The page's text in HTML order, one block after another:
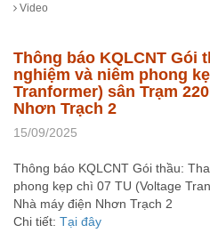
Video
Thông báo KQLCNT Gói
nghiệm và niêm phong
Tranformer) sân Trạm
Nhơn Trạch 2
15/09/2025
Thông báo KQLCNT Gói thầu:
phong kẹp chì 07 TU (Voltage
Nhà máy điện Nhơn Trạch 2
Chi tiết: Tại đây